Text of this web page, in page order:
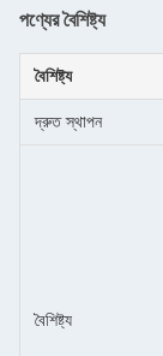
পণ্যের বৈশিষ্ট্য
বৈশিষ্ট্য
দ্রুত স্থাপন
বৈশিষ্ট্য